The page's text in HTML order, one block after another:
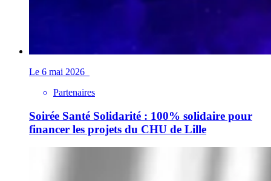
Le 6 mai 2026
Partenaires
Soirée Santé Solidarité : 100% solidaire pour
financer les projets du CHU de Lille